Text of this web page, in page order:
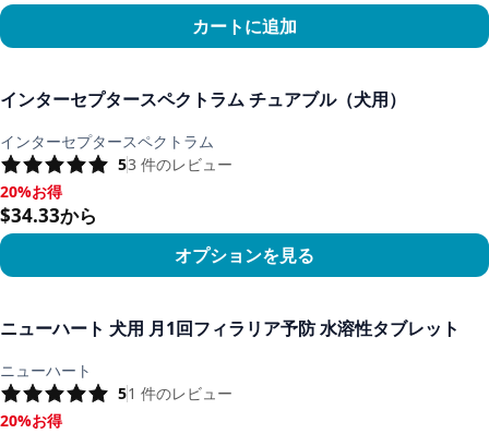
カートに追加
インターセプタースペクトラム チュアブル（犬用）
インターセプタースペクトラム
53 件のレビュー
20%お得, $34.33から
20%お得
$34.33から
オプションを見る
ニューハート 犬用 月1回フィラリア予防 水溶性タブレット
ニューハート
51 件のレビュー
20%お得, $24.39から
20%お得